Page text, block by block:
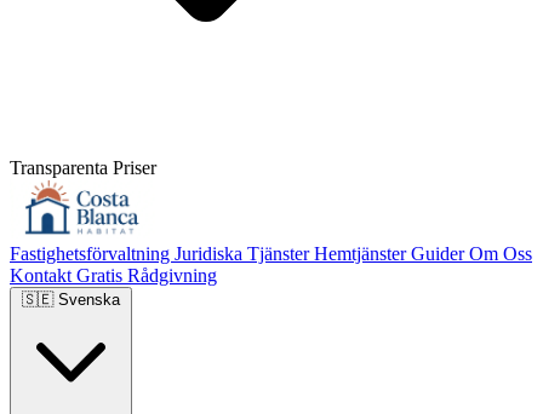
Transparenta Priser
Fastighetsförvaltning Juridiska TjänsterHemtjänsterGuiderOm Oss
Kontakt Gratis Rådgivning
🇸🇪 Svenska